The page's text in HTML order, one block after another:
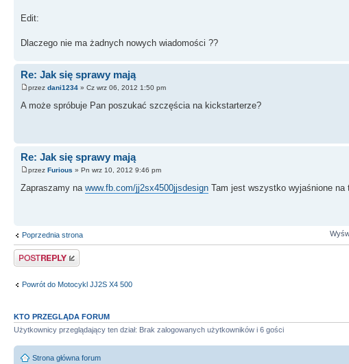
Edit:
Dlaczego nie ma żadnych nowych wiadomości ??
Re: Jak się sprawy mają
przez dani1234 » Cz wrz 06, 2012 1:50 pm
A może spróbuje Pan poszukać szczęścia na kickstarterze?
Re: Jak się sprawy mają
przez Furious » Pn wrz 10, 2012 9:46 pm
Zapraszamy na www.fb.com/jj2sx4500jjsdesign Tam jest wszystko wyjaśnione na
Poprzednia strona
Odpowiedz
Powrót do Motocykl JJ2S X4 500
KTO PRZEGLĄDA FORUM
Użytkownicy przeglądający ten dział: Brak zalogowanych użytkowników i 6 gości
Strona główna forum